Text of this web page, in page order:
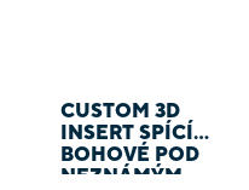
CUSTOM 3D
INSERT SPÍCÍ
BOHOVÉ POD
NEZNÁMÝM